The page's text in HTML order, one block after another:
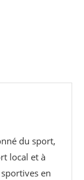
du sport,
local et à
en